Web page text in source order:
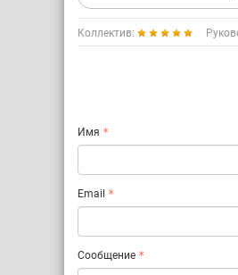
Коллектив:
Имя
Email
Сообщение